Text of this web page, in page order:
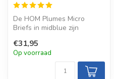
De HOM Plumes Micro
Briefs in midblue zijn
polyamide elasta...
€31,95
Op voorraad